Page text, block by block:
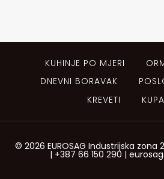
KUHINJE PO MJERI
DNEVNI BORAVAK
KREVETI
© 2026 EUROSAG Industrijska zona
| +387 66 150 290 |